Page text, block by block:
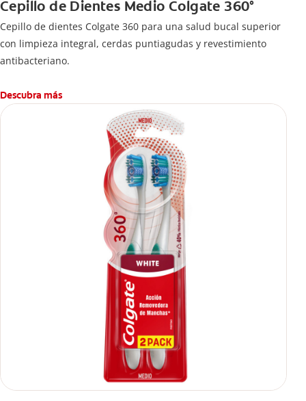
Cepillo de Dientes Medio Colgate 360°
Cepillo de dientes Colgate 360 ​​para una salud bucal superior
con limpieza integral, cerdas puntiagudas y revestimiento
antibacteriano.
Descubra más